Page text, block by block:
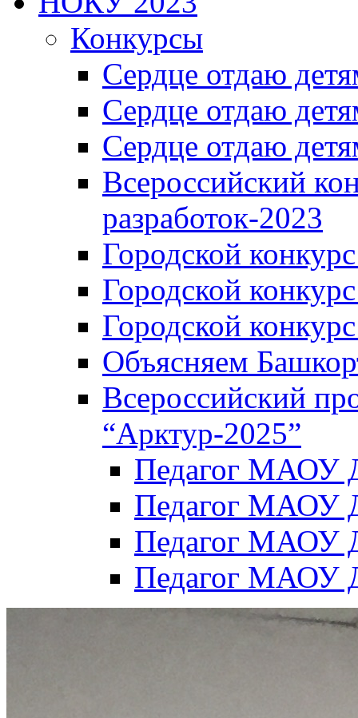
Конкурсы
Сердце отдаю
Сердце отдаю
Сердце отдаю
Всероссийский
разработок-2023
Городской
Городской
Городской
Объясняем
Всероссийский
“Арктур-2025”
Педагог МАОУ
Педагог МАОУ
Педагог МАОУ
Педагог МАОУ